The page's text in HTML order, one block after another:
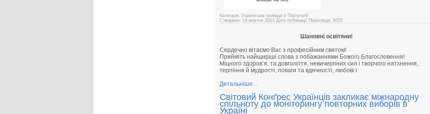
Категорія: Українська громада у Португалії
Створено: 04 жовтня 2013 Дата публікації Перегляди: 8055
Шановні освітяни!
Сердечно вітаємо Вас з професійним святом!
Прийміть найщиріші слова з побажаннями Божого Благословення!
Міцного здоров’я, та довголіття, невичерпних сил і творчого натхнення,
терпіння й мудрості, поваги та вдячності, любові і
Детальніше...
Світовий Конґрес Українців закликає міжнародну
спільноту до моніторингу повторних виборів в
Україні